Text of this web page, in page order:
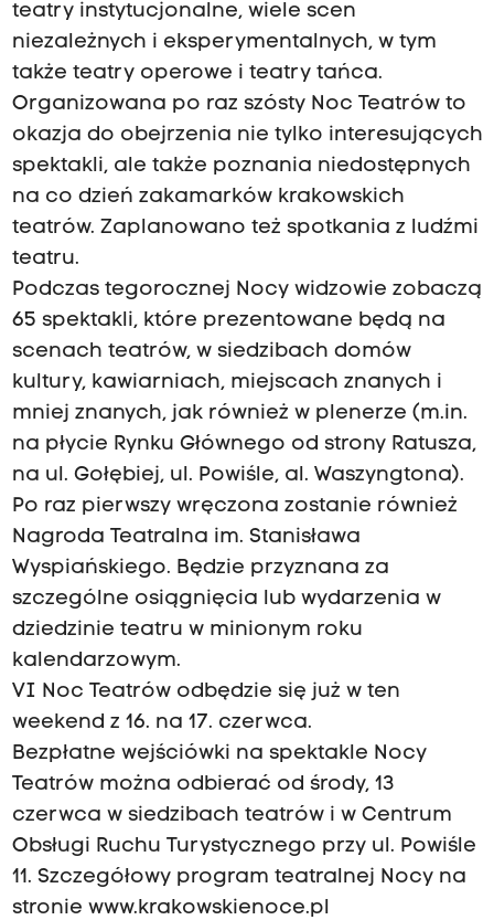
teatry instytucjonalne, wiele scen
niezależnych i eksperymentalnych, w tym
także teatry operowe i teatry tańca.
Organizowana po raz szósty Noc Teatrów to
okazja do obejrzenia nie tylko interesujących
spektakli, ale także poznania niedostępnych
na co dzień zakamarków krakowskich
teatrów. Zaplanowano też spotkania z ludźmi
teatru.
Podczas tegorocznej Nocy widzowie zobaczą
65 spektakli, które prezentowane będą na
scenach teatrów, w siedzibach domów
kultury, kawiarniach, miejscach znanych i
mniej znanych, jak również w plenerze (m.in.
na płycie Rynku Głównego od strony Ratusza,
na ul. Gołębiej, ul. Powiśle, al. Waszyngtona).
Po raz pierwszy wręczona zostanie również
Nagroda Teatralna im. Stanisława
Wyspiańskiego. Będzie przyznana za
szczególne osiągnięcia lub wydarzenia w
dziedzinie teatru w minionym roku
kalendarzowym.
VI Noc Teatrów odbędzie się już w ten
weekend z 16. na 17. czerwca.
Bezpłatne wejściówki na spektakle Nocy
Teatrów można odbierać od środy, 13
czerwca w siedzibach teatrów i w Centrum
Obsługi Ruchu Turystycznego przy ul. Powiśle
11. Szczegółowy program teatralnej Nocy na
stronie www.krakowskienoce.pl